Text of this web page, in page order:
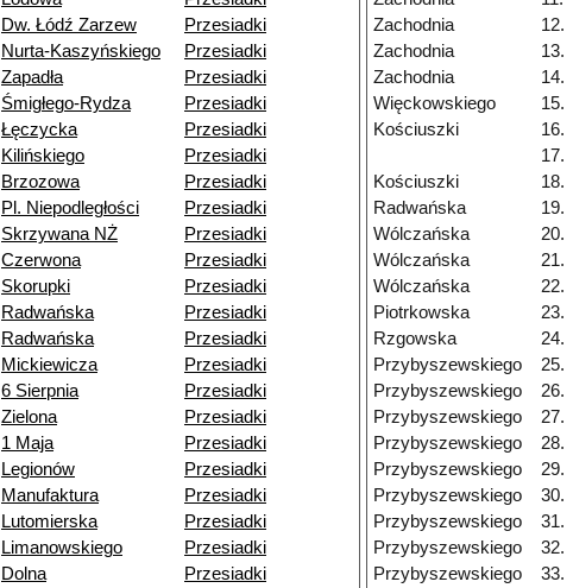
Dw. Łódź Zarzew
Przesiadki
Nurta-Kaszyńskiego
Przesiadki
Zapadła
Przesiadki
Śmigłego-Rydza
Przesiadki
Łęczycka
Przesiadki
Kilińskiego
Przesiadki
Brzozowa
Przesiadki
Pl. Niepodległości
Przesiadki
Skrzywana NŻ
Przesiadki
Czerwona
Przesiadki
Skorupki
Przesiadki
Radwańska
Przesiadki
Radwańska
Przesiadki
Mickiewicza
Przesiadki
6 Sierpnia
Przesiadki
Zielona
Przesiadki
1 Maja
Przesiadki
Legionów
Przesiadki
Manufaktura
Przesiadki
Lutomierska
Przesiadki
Limanowskiego
Przesiadki
Dolna Przesiadki
Zachodnia
12.
Zachodnia
13.
Zachodnia
14.
Więckowskiego
15.
Kościuszki
16.
17.
Kościuszki
18.
Radwańska
19.
Wólczańska
20.
Wólczańska
21.
Wólczańska
22.
Piotrkowska
23.
Rzgowska
24.
Przybyszewskiego
25.
Przybyszewskiego
26.
Przybyszewskiego
27.
Przybyszewskiego
28.
Przybyszewskiego
29.
Przybyszewskiego
30.
Przybyszewskiego
31.
Przybyszewskiego
32.
Przybyszewskiego
33.